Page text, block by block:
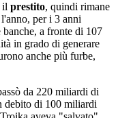
il prestito, quindi rimane
per i 3 anni
a fronte di 107
in grado di generare
anche più furbe,
da 220 miliardi di
debito di 100 miliardi